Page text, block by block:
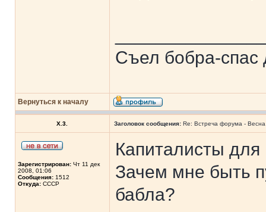
Съел бобра-спас
Вернуться к началу
X.3. Заголовок сообщения: Re: Встреча форума -
Зарегистрирован: Чт 11 дек
2008, 01:06
Сообщения: 1512
Откуда: СССР
Капиталисты для
Зачем мне быть
бабла?